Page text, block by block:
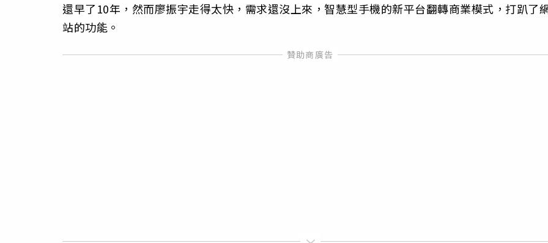
還早了10年，然而廖振宇走得太快，需求還沒上來，智慧型手機的新平台翻轉商業模式，打趴了
站的功能。